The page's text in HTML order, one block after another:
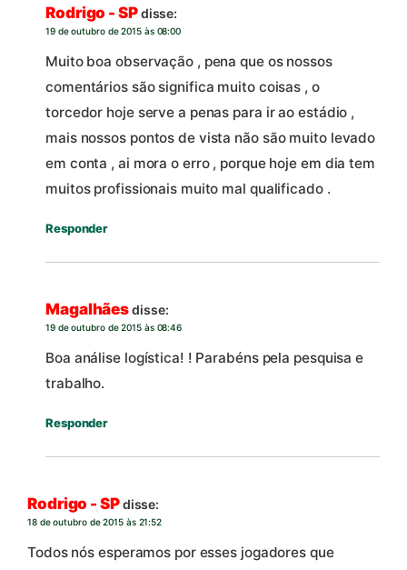
Rodrigo - SPdisse:
19 de outubro de 2015 às 08:00
Muito boa observação , pena que os nossos
comentários são significa muito coisas , o
torcedor hoje serve a penas para ir ao estádio ,
mais nossos pontos de vista não são muito levado
em conta , ai mora o erro , porque hoje em dia tem
muitos profissionais muito mal qualificado .
Responder
Magalhãesdisse:
19 de outubro de 2015 às 08:46
Boa análise logística! ! Parabéns pela pesquisa e
trabalho.
Responder
Rodrigo - SPdisse:
18 de outubro de 2015 às 21:52
Todos nós esperamos por esses jogadores que